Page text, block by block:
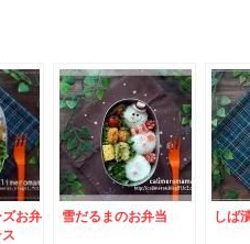
ズお弁
雪だるまのお弁当 しば